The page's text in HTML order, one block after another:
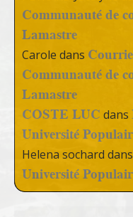
Communauté de
Lamastre
Carole dans
Communauté de
Lamastre
COSTE LUC dans
Université
Helena sochard dans
Université